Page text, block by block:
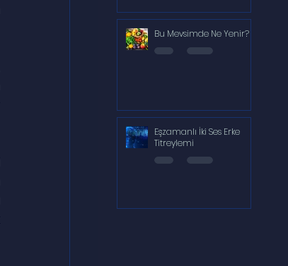
Bu Mevsimde Ne Yenir?
Eşzamanlı İki Ses Erke
Titreylemi